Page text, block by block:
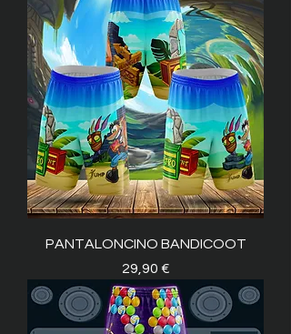
PANTALONCINO BANDICOOT
Prezzo
29,90 €